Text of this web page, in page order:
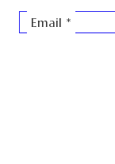
Email *